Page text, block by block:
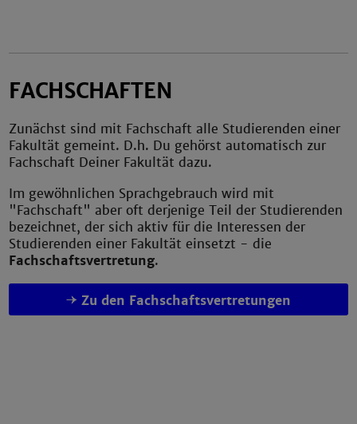
FACHSCHAFTEN
Zunächst sind mit Fachschaft alle Studierenden einer
Fakultät gemeint. D.h. Du gehörst automatisch zur
Fachschaft Deiner Fakultät dazu.
Im gewöhnlichen Sprachgebrauch wird mit
"Fachschaft" aber oft derjenige Teil der Studierenden
bezeichnet, der sich aktiv für die Interessen der
Studierenden einer Fakultät einsetzt - die
Fachschaftsvertretung.
Zu den Fachschaftsvertretungen